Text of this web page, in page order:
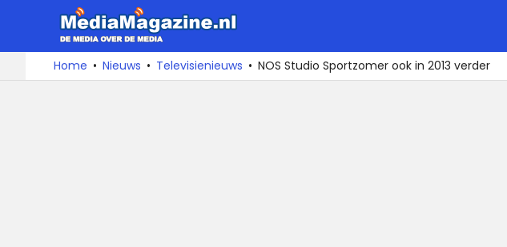
naar
De
media
over
Home Nieuws Televisienieuws NOS Studio Sportzomer ook in 2013 verder